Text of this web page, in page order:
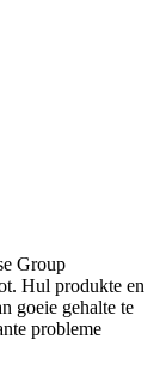
Group
Hul produkte en
goeie gehalte te
probleme